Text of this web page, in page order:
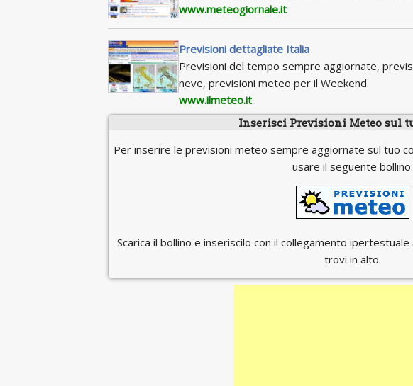
www.meteogiornale.it
Previsioni dettagliate Italia
Previsioni del tempo sempre aggiornate,
neve, previsioni meteo per il Weekend.
www.ilmeteo.it
Inserisci Previsioni Meteo sul
Per inserire le previsioni meteo sempre aggiornate sul tuo
usare il seguente bollino:
Scarica il bollino e inseriscilo con il collegamento
trovi in alto.